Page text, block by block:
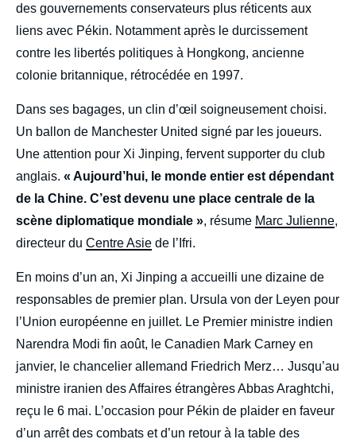
des gouvernements conservateurs plus réticents aux
liens avec Pékin. Notamment après le durcissement
contre les libertés politiques à Hongkong, ancienne
colonie britannique, rétrocédée en 1997.
Dans ses bagages, un clin d’œil soigneusement choisi.
Un ballon de Manchester United signé par les joueurs.
Une attention pour Xi Jinping, fervent supporter du club
anglais. « Aujourd’hui, le monde entier est dépendant
de la Chine. C’est devenu une place centrale de la
scène diplomatique mondiale », résume Marc Julienne,
directeur du Centre Asie de l’Ifri.
En moins d’un an, Xi Jinping a accueilli une dizaine de
responsables de premier plan. Ursula von der Leyen pour
l’Union européenne en juillet. Le Premier ministre indien
Narendra Modi fin août, le Canadien Mark Carney en
janvier, le chancelier allemand Friedrich Merz… Jusqu’au
ministre iranien des Affaires étrangères Abbas Araghtchi,
reçu le 6 mai. L’occasion pour Pékin de plaider en faveur
d’un arrêt des combats et d’un retour à la table des